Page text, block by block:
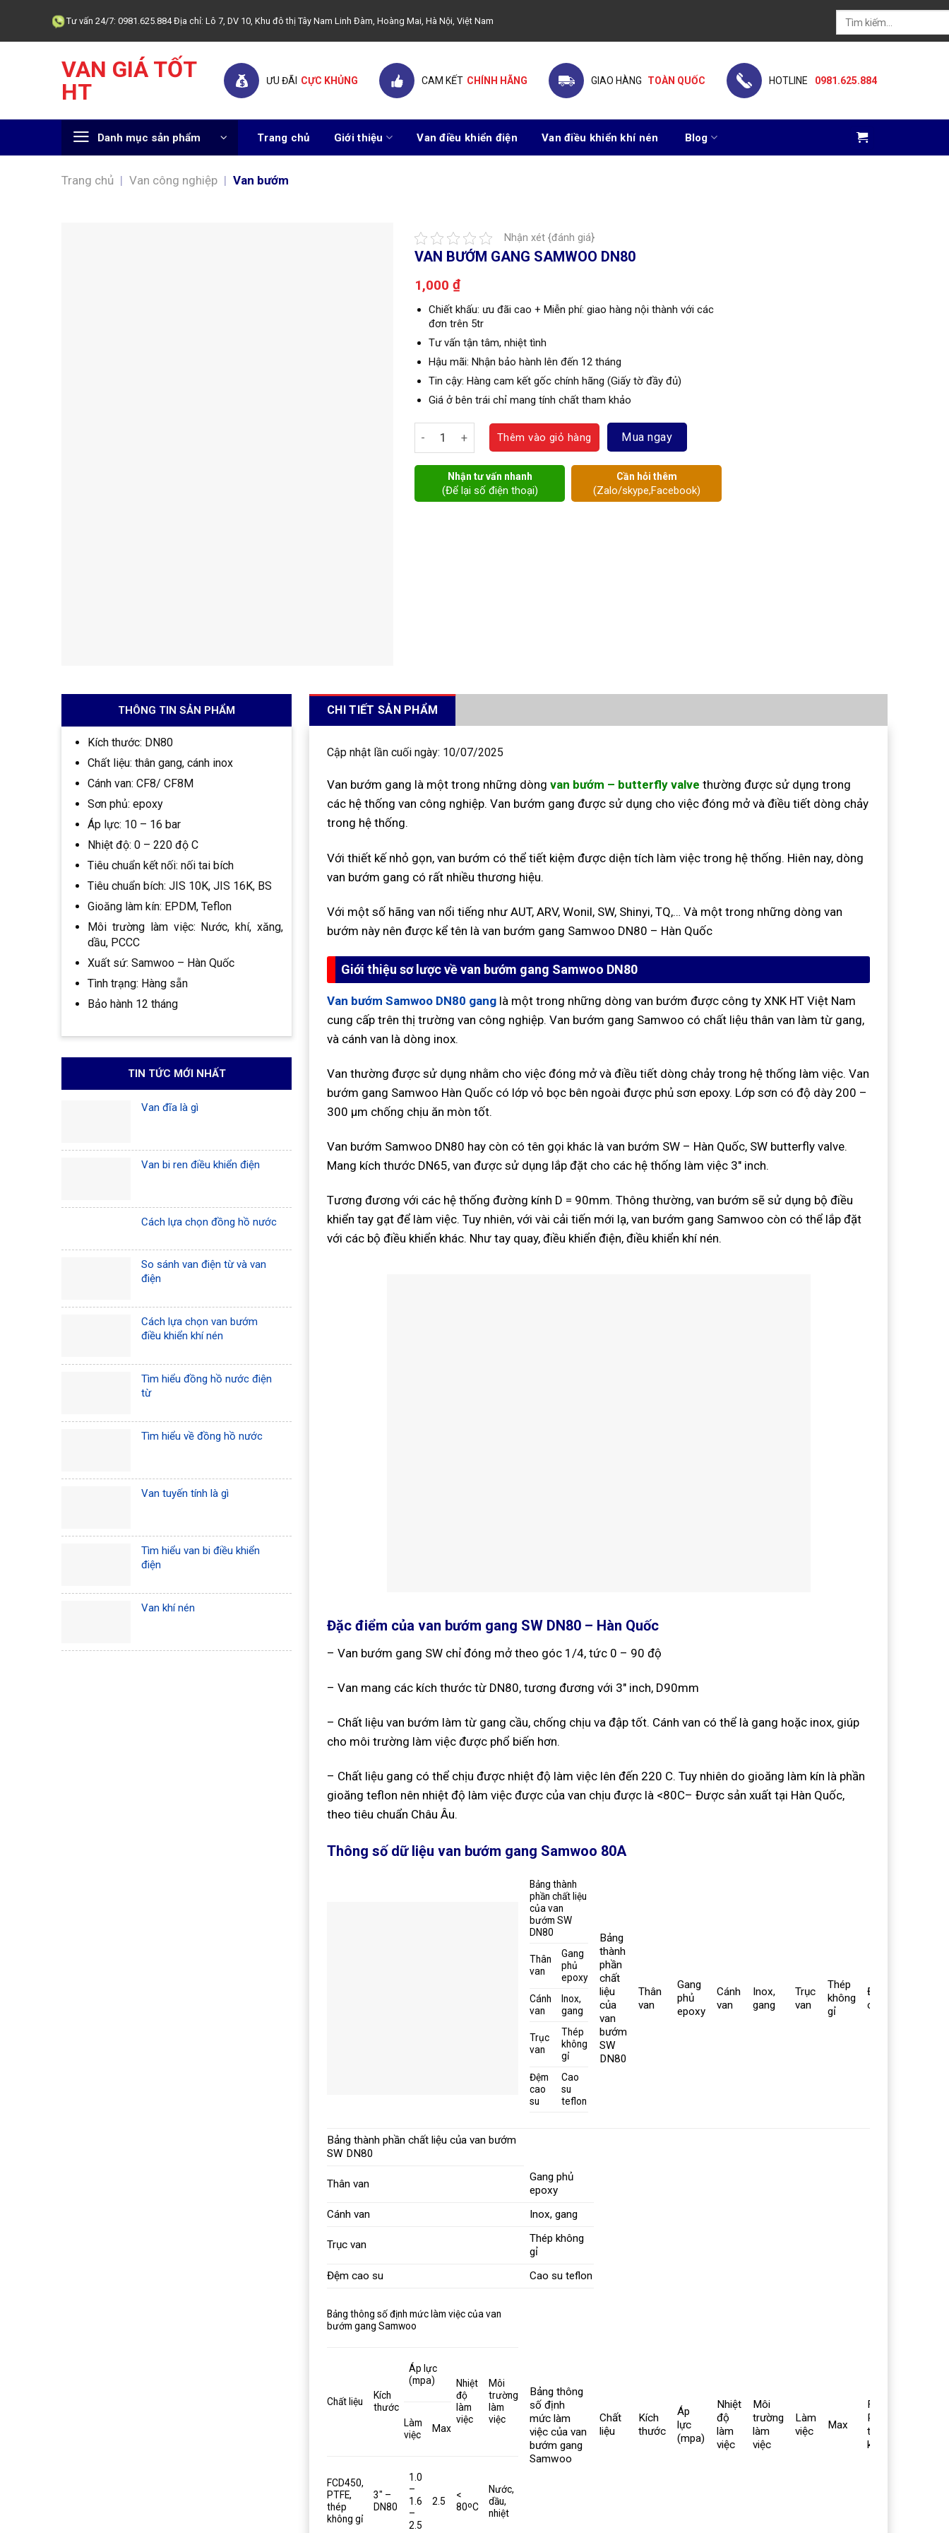
content
Tư vấn 24/7: 0981.625.884 Địa chỉ: Lô 7, DV 10, Khu đô thị Tây Nam Linh Đàm, Hoàng Mai, Hà Nội, Việt Nam
Tìm
kiếm:
VAN GIÁ TỐT
HT
ƯU ĐÃI CỰC KHỦNG CAM KẾT CHÍNH HÃNG GIAO HÀNG TOÀN QUỐC HOTLINE 0981.625.884
Danh mục sản phẩm Trang chủ Giới thiệu Van điều khiển điện Van điều khiển khí nén Blog
Trang chủ | Van công nghiệp | Van bướm
Nhận xét {đánh giá}
VAN BƯỚM GANG SAMWOO DN80
1,000 ₫
Chiết khấu: ưu đãi cao + Miễn phí: giao hàng nội thành với các
đơn trên 5tr
Tư vấn tận tâm, nhiệt tình
Hậu mãi: Nhận bảo hành lên đến 12 tháng
Tin cậy: Hàng cam kết gốc chính hãng (Giấy tờ đầy đủ)
Giá ở bên trái chỉ mang tính chất tham khảo
Van bướm gang Samwoo DN80 số lượng
Thêm vào giỏ hàng Mua ngay
Nhận tư vấn nhanh
(Để lại số điện thoại)
Cần hỏi thêm
(Zalo/skype,Facebook)
THÔNG TIN SẢN PHẨM
Kích thước: DN80
Chất liệu: thân gang, cánh inox
Cánh van: CF8/ CF8M
Sơn phủ: epoxy
Áp lực: 10 – 16 bar
Nhiệt độ: 0 – 220 độ C
Tiêu chuẩn kết nối: nối tai bích
Tiêu chuẩn bích: JIS 10K, JIS 16K, BS
Gioăng làm kín: EPDM, Teflon
Môi trường làm việc: Nước, khí, xăng,
dầu, PCCC
Xuất sứ: Samwoo – Hàn Quốc
Tình trạng: Hàng sẵn
Bảo hành 12 tháng
TIN TỨC MỚI NHẤT
Van đĩa là gì
Van bi ren điều khiển điện
Cách lựa chọn đồng hồ nước
So sánh van điện từ và van
điện
Cách lựa chọn van bướm
điều khiển khí nén
Tìm hiểu đồng hồ nước điện
từ
Tìm hiểu về đồng hồ nước
Van tuyến tính là gì
Tìm hiểu van bi điều khiển
điện
Van khí nén
CHI TIẾT SẢN PHẨM
Cập nhật lần cuối ngày: 10/07/2025
Van bướm gang là một trong những dòng van bướm – butterfly valve thường được sử dụng trong
các hệ thống van công nghiệp. Van bướm gang được sử dụng cho việc đóng mở và điều tiết dòng chảy
trong hệ thống.
Với thiết kế nhỏ gọn, van bướm có thể tiết kiệm được diện tích làm việc trong hệ thống. Hiên nay, dòng
van bướm gang có rất nhiều thương hiệu.
Với một số hãng van nổi tiếng như AUT, ARV, Wonil, SW, Shinyi, TQ,… Và một trong những dòng van
bướm này nên được kể tên là van bướm gang Samwoo DN80 – Hàn Quốc
Giới thiệu sơ lược về van bướm gang Samwoo DN80
Van bướm Samwoo DN80 gang là một trong những dòng van bướm được công ty XNK HT Việt Nam
cung cấp trên thị trường van công nghiệp. Van bướm gang Samwoo có chất liệu thân van làm từ gang,
và cánh van là dòng inox.
Van thường được sử dụng nhằm cho việc đóng mở và điều tiết dòng chảy trong hệ thống làm việc. Van
bướm gang Samwoo Hàn Quốc có lớp vỏ bọc bên ngoài được phủ sơn epoxy. Lớp sơn có độ dày 200 –
300 µm chống chịu ăn mòn tốt.
Van bướm Samwoo DN80 hay còn có tên gọi khác là van bướm SW – Hàn Quốc, SW butterfly valve.
Mang kích thước DN65, van được sử dụng lắp đặt cho các hệ thống làm việc 3″ inch.
Tương đương với các hệ thống đường kính D = 90mm. Thông thường, van bướm sẽ sử dụng bộ điều
khiển tay gạt để làm việc. Tuy nhiên, với vài cải tiến mới lạ, van bướm gang Samwoo còn có thể lắp đặt
với các bộ điều khiển khác. Như tay quay, điều khiển điện, điều khiển khí nén.
Đặc điểm của van bướm gang SW DN80 – Hàn Quốc
– Van bướm gang SW chỉ đóng mở theo góc 1/4, tức 0 – 90 độ
– Van mang các kích thước từ DN80, tương đương với 3″ inch, D90mm
– Chất liệu van bướm làm từ gang cầu, chống chịu va đập tốt. Cánh van có thể là gang hoặc inox, giúp
cho môi trường làm việc được phổ biến hơn.
– Chất liệu gang có thể chịu được nhiệt độ làm việc lên đến 220 C. Tuy nhiên do gioăng làm kín là phần
gioăng teflon nên nhiệt độ làm việc được của van chịu được là <80C– Được sản xuất tại Hàn Quốc,
theo tiêu chuẩn Châu Âu.
Thông số dữ liệu van bướm gang Samwoo 80A
Bảng thành
phần chất liệu
của van
bướm SW
DN80
Thân
van
Gang
phủ
epoxy
Cánh
van
Inox,
gang
Trục
van
Thép
không
gỉ
Đệm
cao
su
Cao
su
teflon
Bảng
thành
phần
chất
liệu
của
van
bướm
SW
DN80
Thân
van
Gang
phủ
epoxy
Cánh
van
Inox,
gang
Trục
van
Thép
không
gỉ
Đệm
cao su
Bảng thành phần chất liệu của van bướm
SW DN80
Thân van
Gang phủ
epoxy
Cánh van
Inox, gang
Trục van
Thép không
gỉ
Đệm cao su
Cao su teflon
Bảng thông số định mức làm việc của van
bướm gang Samwoo
Chất liệu
Kích
thước
Áp lực
(mpa)
Nhiệt
độ
làm
việc
Môi
trường
làm
việc
Làm
việc
Max
FCD450,
PTFE,
thép
không gỉ
3″ –
DN80
1.0
–
1.6
–
2.5
2.5
<
80ºC
Nước,
dầu,
nhiệt
Bảng thông
số định
mức làm
việc của van
bướm gang
Samwoo
Chất
liệu
Kích
thước
Áp
lực
(mpa)
Nhiệt
độ
làm
việc
Môi
trường
làm
việc
Làm
việc
Max
FCD450,
PTFE,
thép
không gỉ